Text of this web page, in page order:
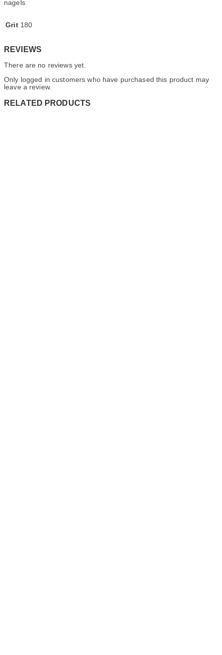
nagels
Grit 180
REVIEWS
There are no reviews yet.
Only logged in customers who have purchased this product may
leave a review.
RELATED PRODUCTS